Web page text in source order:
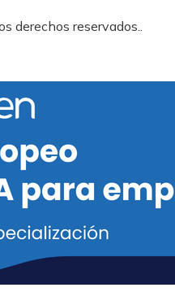
derechos reservados..